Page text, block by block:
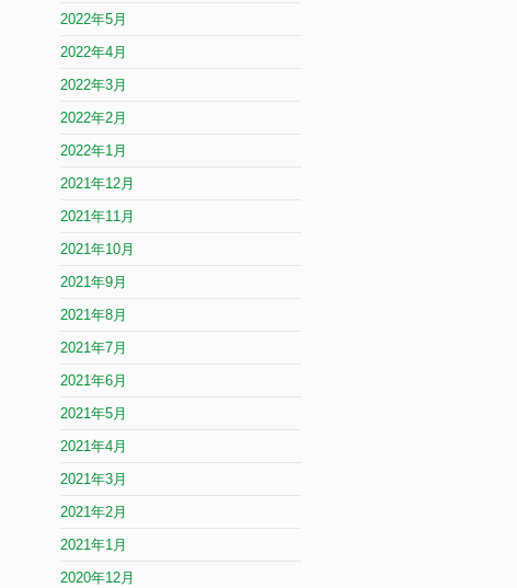
2022年5月
2022年4月
2022年3月
2022年2月
2022年1月
2021年12月
2021年11月
2021年10月
2021年9月
2021年8月
2021年7月
2021年6月
2021年5月
2021年4月
2021年3月
2021年2月
2021年1月
2020年12月